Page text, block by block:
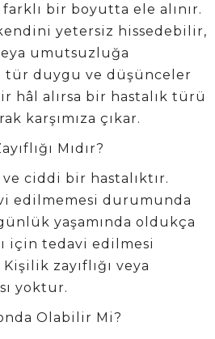
bir boyutta ele alınır.
yetersiz hissedebilir,
umutsuzluğa
tür duygu ve düşünceler
hâl alırsa bir hastalık türü
karşımıza çıkar.
Mıdır?
ciddi bir hastalıktır.
edilmemesi durumunda
yaşamında oldukça
için tedavi edilmesi
zayıflığı veya
yoktur.
Olabilir Mi?